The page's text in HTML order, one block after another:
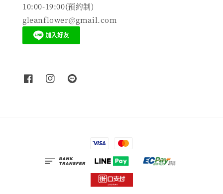
10:00-19:00(預約制)
gleanflower@gmail.com